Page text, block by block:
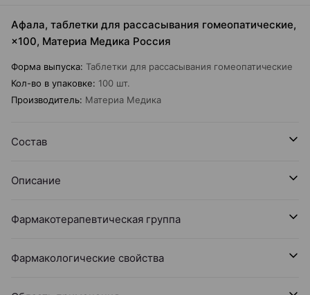
Афала, таблетки для рассасывания гомеопатические,
×100, Материа Медика Россия
Форма выпуска: Таблетки для рассасывания гомеопатические
Кол-во в упаковке: 100 шт.
Производитель: Материа Медика
Состав
Описание
Фармакотерапевтическая группа
Фармакологические свойства